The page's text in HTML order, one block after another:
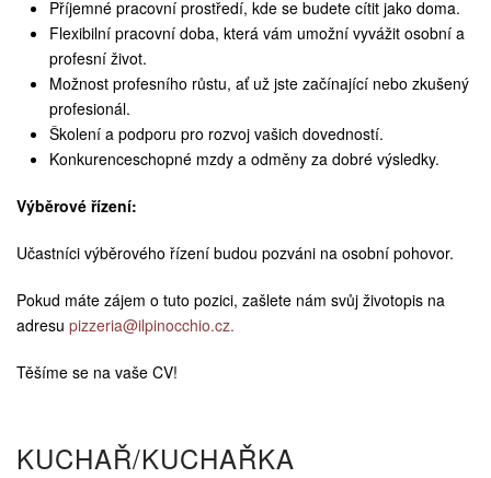
Příjemné pracovní prostředí, kde se budete cítit jako doma.
Flexibilní pracovní doba, která vám umožní vyvážit osobní a
profesní život.
Možnost profesního růstu, ať už jste začínající nebo zkušený
profesionál.
Školení a podporu pro rozvoj vašich dovedností.
Konkurenceschopné mzdy a odměny za dobré výsledky.
Výběrové řízení:
Učastníci výběrového řízení budou pozváni na osobní pohovor.
Pokud máte zájem o tuto pozici, zašlete nám svůj životopis na
adresu pizzeria@ilpinocchio.cz.
Těšíme se na vaše CV!
KUCHAŘ/KUCHAŘKA